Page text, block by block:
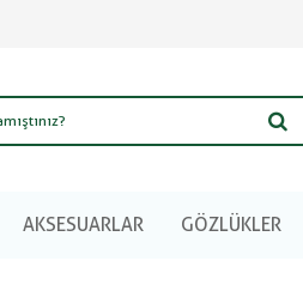
AKSESUARLAR GÖZLÜKLER